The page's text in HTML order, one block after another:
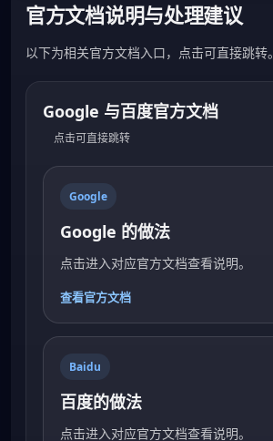
官方文档说明与处理建议
以下为相关官方文档入口，点击可直接跳转。
Google 与百度官方文档
点击可直接跳转
Google
Google 的做法
点击进入对应官方文档查看说明。
查看官方文档
Baidu
百度的做法
点击进入对应官方文档查看说明。